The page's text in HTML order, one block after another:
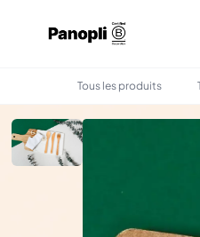
Tous les produits
BOIRE & MANGER